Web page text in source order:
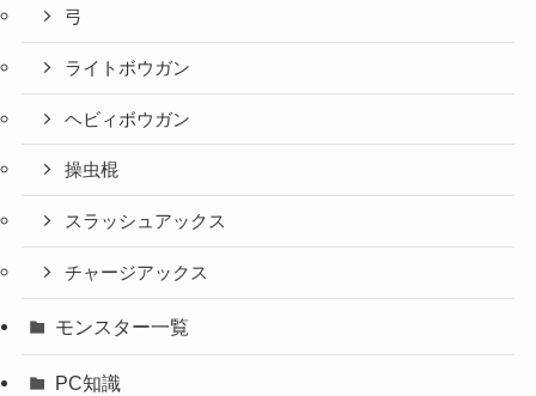
弓
ライトボウガン
ヘビィボウガン
操虫棍
スラッシュアックス
チャージアックス
モンスター一覧
PC知識